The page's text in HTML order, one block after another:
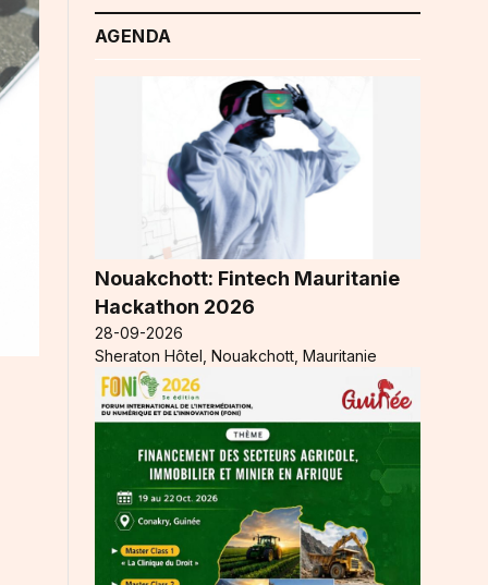
AGENDA
Nouakchott: Fintech Mauritanie
Hackathon 2026
28-09-2026
Sheraton Hôtel, Nouakchott, Mauritanie